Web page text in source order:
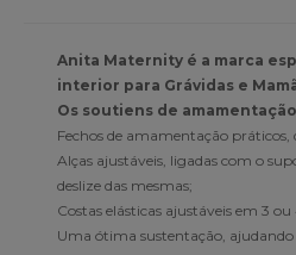
Anita Maternity é a marca
interior para Grávidas e
Os soutiens de
Fechos de amamentação práticos,
Alças ajustáveis, ligadas com o
deslize das mesmas;
Costas elásticas ajustáveis em 3 ou
Uma ótima sustentação,